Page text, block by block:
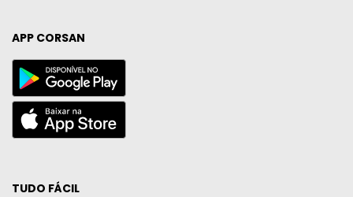
APP CORSAN
TUDO FÁCIL